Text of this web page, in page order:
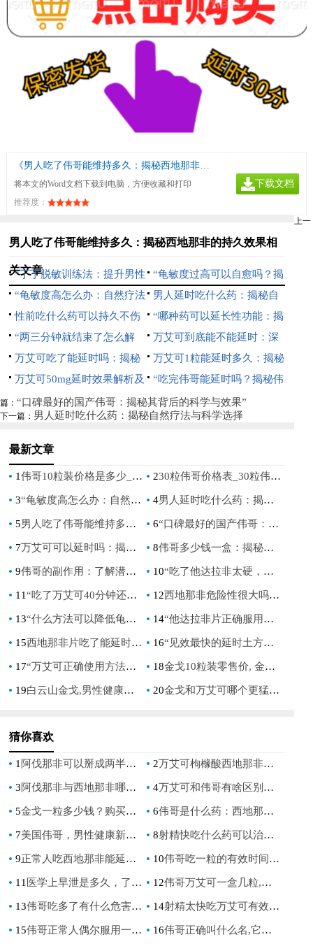
《男人吃了伟哥能维持多久：揭秘西地那非的持久效果》
将本文的Word文档下载到电脑，方便收藏和打印
推荐度：
下载文档
男人吃了伟哥能维持多久：揭秘西地那非的持久效果相
关文章
“丁丁脱敏训练法：提升男性
持久力的科学指南”
“龟敏度过高可以自愈吗？揭
秘男性健康常见误区”
“龟敏度高怎么办：自然疗法
与生活方式调整指南”
男人延时吃什么药：揭秘自
然疗法与科学选择
性前吃什么药可以持久不伤
身：自然增强持久力的秘诀
“哪种药可以延长性功能：揭
秘自然疗法与科学选择”
“两三分钟就结束了怎么解
决：提升持久力的有效方法”
万艾可到底能不能延时：深
入解析其效果与正确使用方法
万艾可吃了能延时吗：揭秘
其对性功能的影响
万艾可1粒能延时多久：揭秘
其效果与正确使用方法
万艾可50mg延时效果解析及
价格指南
“吃完伟哥能延时吗？揭秘伟
哥对性功能的影响”
上一
篇： “口碑最好的国产伟哥：揭秘其背后的科学与效果”
下一篇： 男人延时吃什么药：揭秘自然疗法与科学选择
最新文章
1伟哥10粒装价格是多少_伟哥10粒装多少钱 230粒伟哥价格表_30粒伟哥多少钱？伟哥价格价格一览表
3“龟敏度高怎么办：自然疗法与生活方式调整指南” 4男人延时吃什么药：揭秘自然疗法与科学选择
5男人吃了伟哥能维持多久：揭秘西地那非的持久效果 6“口碑最好的国产伟哥：揭秘其背后的科学与效果”
7万艾可可以延时吗：揭秘其对男性持久力的影响 8伟哥多少钱一盒：揭秘市场价格与购买指南
9伟哥的副作用：了解潜在风险，保障性福生活 10“吃了他达拉非太硬，还需要继续吃吗？”——深入探讨他达拉非的正确使用指南
11“吃了万艾可40分钟还没反应：可能的原因及应对策略” 12西地那非危险性很大吗：深入了解其潜在风险与安全使用指南
13“什么方法可以降低龟敏：自然疗法与生活方式调整指南” 14“他达拉非片正确服用方法：男性健康指南”
15西地那非片吃了能延时多久：揭秘其效果与正确使用方法 16“见效最快的延时土方法有哪些：揭秘自然疗法的高效秘诀”
17“万艾可正确使用方法：男性健康指南” 18金戈10粒装零售价, 金戈10粒装价格对比, 金戈10粒装零售价优惠信息
19白云山金戈,男性健康的守护者,重拾自信的良药 20金戈和万艾可哪个更猛, 两种男性助勃药物效果对比分析
猜你喜欢
1 阿伐那非可以掰成两半吃吗,专家解答用药注意事项 2万艾可枸橼酸西地那非片的后遗症,长期服用对身体的影响与注意事项
3阿伐那非与西地那非哪种更好，全面对比助你选择 4万艾可和伟哥有啥区别？详细解析两种药物的不同之处
5金戈一粒多少钱？购买攻略大揭秘，帮你选购划算的产品 6伟哥是什么药：西地那非与他达拉非的ED治疗解析
7美国伟哥，男性健康新选择 8射精快吃什么药可以治疗呢,有效药物推荐及注意事项
9正常人吃西地那非能延时吗？揭秘西地那非对正常人的延时效果 10伟哥吃一粒的有效时间,服用一粒伟哥效果持续多久,药效能维持几小时
11 医学上早泄是多久，了解早泄的定义与时间标准 12伟哥万艾可一盒几粒,不同规格的片数详解与购买建议
13伟哥吃多了有什么危害？专家详细解析副作用与风险 14射精太快吃万艾可有效果吗，探讨早泄与万艾可的关系
15伟哥正常人偶尔服用一次可以吗,伟哥正常人偶尔服用一次可以吗，专家解答 16伟哥正确叫什么名,它的学名和成分大揭秘